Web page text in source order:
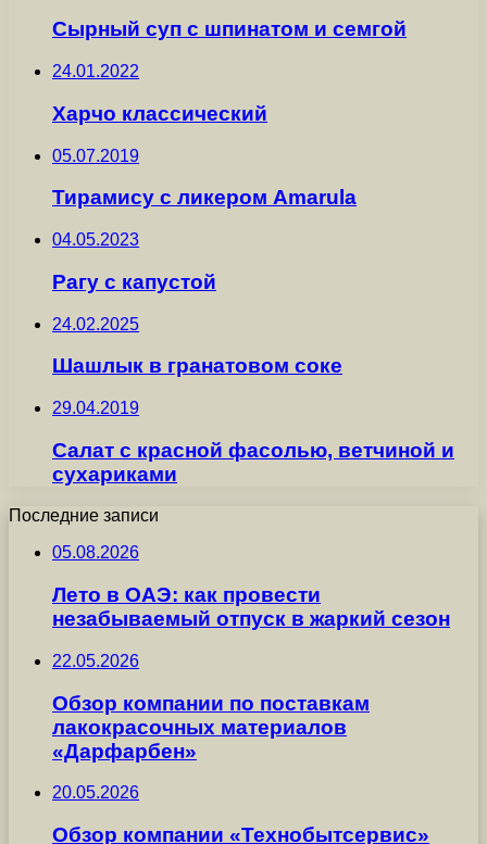
Сырный суп с шпинатом и семгой
24.01.2022
Харчо классический
05.07.2019
Тирамису с ликером Amarula
04.05.2023
Рагу с капустой
24.02.2025
Шашлык в гранатовом соке
29.04.2019
Салат с красной фасолью, ветчиной и
сухариками
Последние записи
05.08.2026
Лето в ОАЭ: как провести
незабываемый отпуск в жаркий сезон
22.05.2026
Обзор компании по поставкам
лакокрасочных материалов
«Дарфарбен»
20.05.2026
Обзор компании «Технобытсервис»